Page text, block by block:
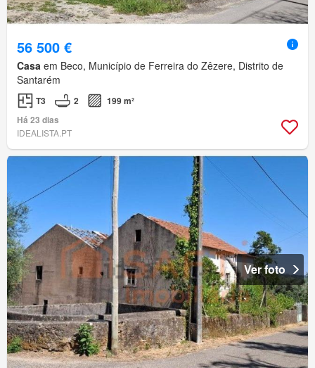
56 500 €
Casa em Beco, Município de Ferreira do Zêzere, Distrito de
Santarém
T3 2
199 m²
Há 23 dias
IDEALISTA.PT
Ver foto